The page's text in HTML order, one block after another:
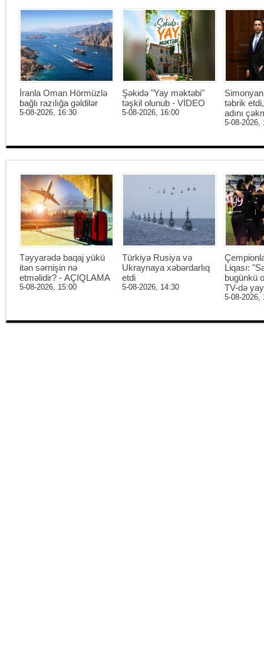
İranla Oman Hörmüzlə
bağlı razılığa gəldilər
5-08-2026, 16:30
Şəkidə "Yay məktəbi"
təşkil olunub - VİDEO
5-08-2026, 16:00
təbrik
adını
5-08-2026,
Təyyarədə baqaj yükü
itən sərnişin nə
etməlidir? - AÇIQLAMA
5-08-2026, 15:00
Türkiyə Rusiya və
Ukraynaya xəbərdarlıq
etdi
5-08-2026, 14:30
Liqası:
bugünkü
TV-də
5-08-2026,